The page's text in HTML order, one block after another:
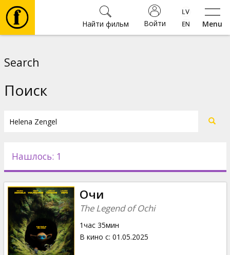
Menu
Войти
Найти фильм
Новости
Подарки
Кинозакуски
Search
Поиск
Нашлось: 1
Очи
The Legend of Ochi
1час 35мин
В кино с: 01.05.2025